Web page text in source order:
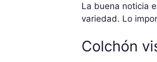
La buena noticia
variedad. Lo
Colchón